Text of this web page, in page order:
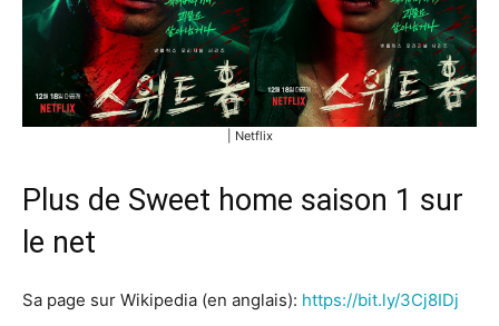
| Netflix
Plus de Sweet home saison 1 sur
le net
Sa page sur Wikipedia (en anglais): https://bit.ly/3Cj8IDj